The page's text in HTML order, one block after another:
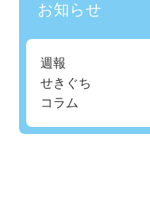
お知らせ
週報
せきぐち
コラム